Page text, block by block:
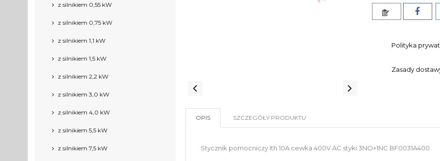
z silnikiem 0,55 kW
z silnikiem 0,75 kW
z silnikiem 1,1 kW
z silnikiem 1,5 kW
z silnikiem 2,2 kW
z silnikiem 3,0 kW
z silnikiem 4,0 kW
z silnikiem 5,5 kW
z silnikiem 7,5 kW
Polityka
Zasady
OPIS SZCZEGÓŁY PRODUKTU
Stycznik pomocniczy Ith 10A cewka 400V AC styki 3NO+1NC BF0031A400